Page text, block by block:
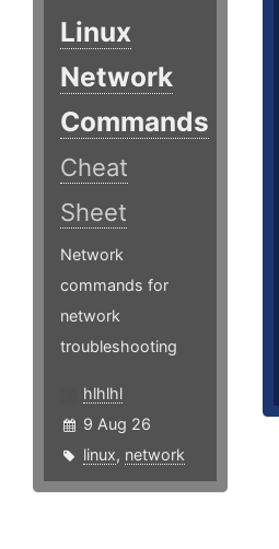
Linux
Network
Commands
Cheat
Sheet
Network
commands for
network
troubleshooting
hlhlhl
9 Aug 26
linux, network